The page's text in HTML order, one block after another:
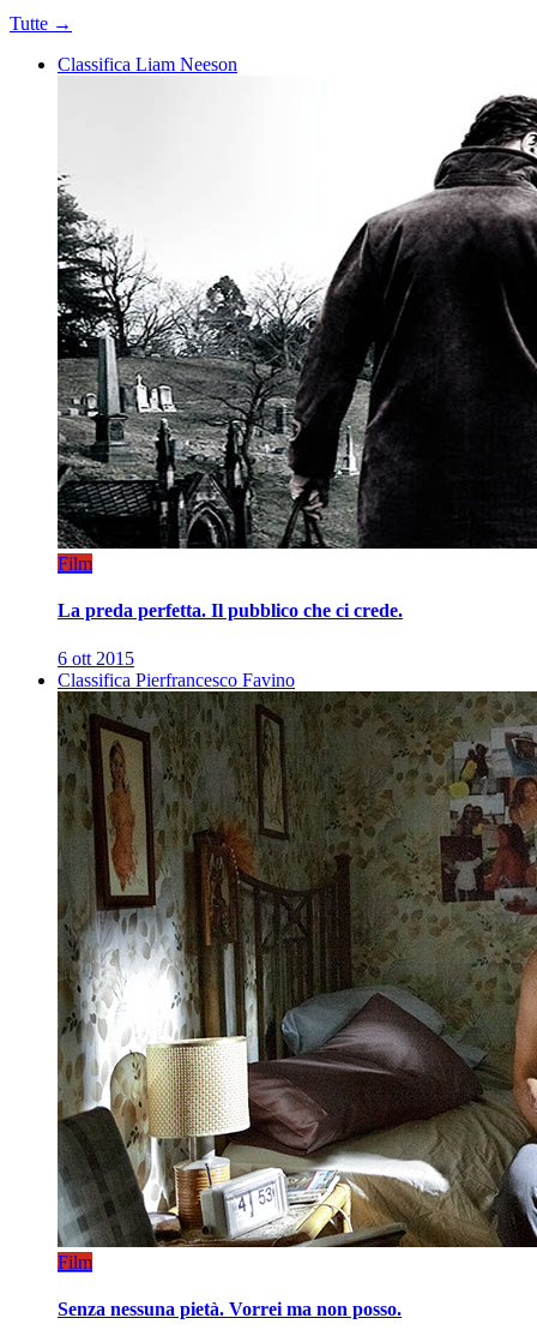
Tutte →
Classifica Liam Neeson
Film
La preda perfetta. Il pubblico che ci crede.
6 ott 2015
Classifica Pierfrancesco Favino
Film
Senza nessuna pietà. Vorrei ma non posso.